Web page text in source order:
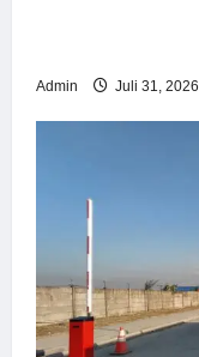
Admin Juli 31, 2026